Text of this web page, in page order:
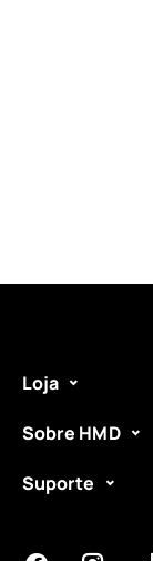
Loja
Sobre HMD
Suporte